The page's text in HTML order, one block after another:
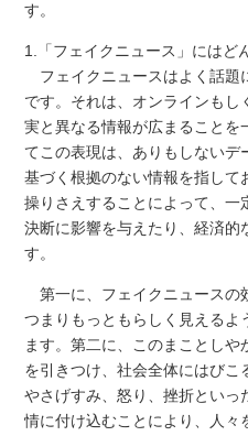
す。
1.「フェイクニュース」にはど
フェイクニュースはよく話題
です。それは、オンラインも
実と異なる情報が広まることを
てこの表現は、ありもしない
基づく根拠のない情報を指して
操りさえすることによって、一
決断に影響を与えたり、経済的
す。
第一に、フェイクニュースの
つまりもっともらしく見える
ます。第二に、このまことし
を引きつけ、社会全体にはび
やさげすみ、怒り、挫折とい
情に付け込むことにより、人々